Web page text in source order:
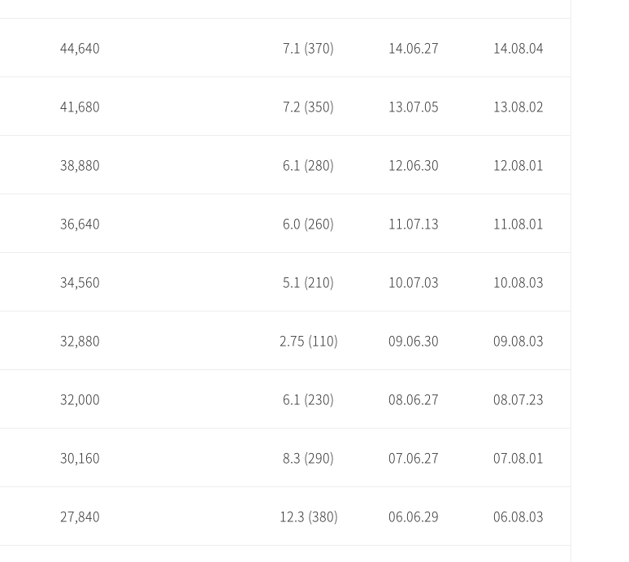
44,640 7.1 (370) 14.06.27 14.08.04
41,680 7.2 (350) 13.07.05 13.08.02
38,880 6.1 (280) 12.06.30 12.08.01
36,640 6.0 (260) 11.07.13 11.08.01
34,560 5.1 (210) 10.07.03 10.08.03
32,880 2.75 (110) 09.06.30 09.08.03
32,000 6.1 (230) 08.06.27 08.07.23
30,160 8.3 (290) 07.06.27 07.08.01
27,840 12.3 (380) 06.06.29 06.08.03